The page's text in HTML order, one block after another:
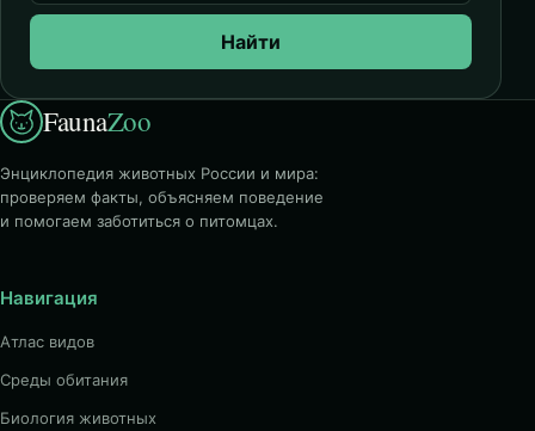
Найти
FaunaZoo
Энциклопедия животных России и мира:
проверяем факты, объясняем поведение
и помогаем заботиться о питомцах.
Навигация
Атлас видов
Среды обитания
Биология животных